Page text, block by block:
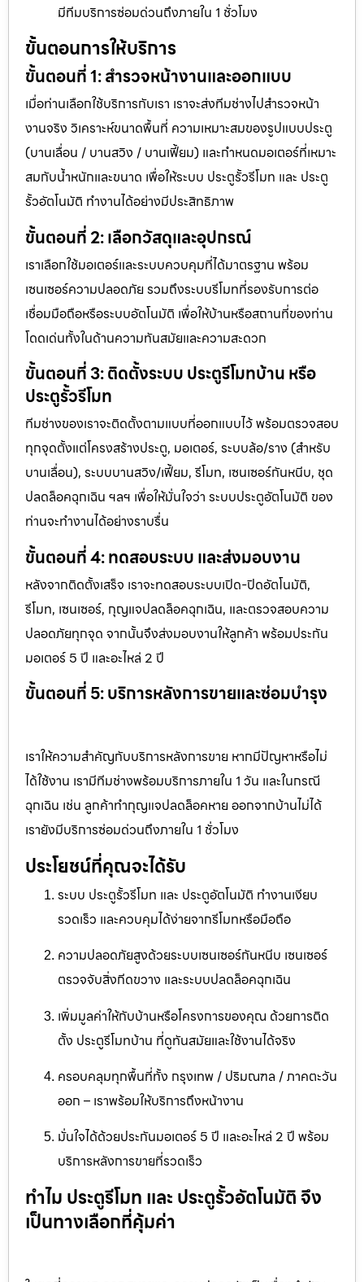
มีทีมบริการซ่อมด่วนถึงภายใน 1 ชั่วโมง
ขั้นตอนการให้บริการ
ขั้นตอนที่ 1: สำรวจหน้างานและออกแบบ
เมื่อท่านเลือกใช้บริการกับเรา เราจะส่งทีมช่างไปสำรวจหน้า
งานจริง วิเคราะห์ขนาดพื้นที่ ความเหมาะสมของรูปแบบประตู
(บานเลื่อน / บานสวิง / บานเฟี้ยม) และกำหนดมอเตอร์ที่เหมาะ
สมกับน้ำหนักและขนาด เพื่อให้ระบบ ประตูรั้วรีโมท และ ประตู
รั้วอัตโนมัติ ทำงานได้อย่างมีประสิทธิภาพ
ขั้นตอนที่ 2: เลือกวัสดุและอุปกรณ์
เราเลือกใช้มอเตอร์และระบบควบคุมที่ได้มาตรฐาน พร้อม
เซนเซอร์ความปลอดภัย รวมถึงระบบรีโมทที่รองรับการต่อ
เชื่อมมือถือหรือระบบอัตโนมัติ เพื่อให้บ้านหรือสถานที่ของท่าน
โดดเด่นทั้งในด้านความทันสมัยและความสะดวก
ขั้นตอนที่ 3: ติดตั้งระบบ ประตูรีโมทบ้าน หรือ
ประตูรั้วรีโมท
ทีมช่างของเราจะติดตั้งตามแบบที่ออกแบบไว้ พร้อมตรวจสอบ
ทุกจุดตั้งแต่โครงสร้างประตู, มอเตอร์, ระบบล้อ/ราง (สำหรับ
บานเลื่อน), ระบบบานสวิง/เฟี้ยม, รีโมท, เซนเซอร์กันหนีบ, ชุด
ปลดล็อคฉุกเฉิน ฯลฯ เพื่อให้มั่นใจว่า ระบบประตูอัตโนมัติ ของ
ท่านจะทำงานได้อย่างราบรื่น
ขั้นตอนที่ 4: ทดสอบระบบ และส่งมอบงาน
หลังจากติดตั้งเสร็จ เราจะทดสอบระบบเปิด-ปิดอัตโนมัติ,
รีโมท, เซนเซอร์, กุญแจปลดล็อคฉุกเฉิน, และตรวจสอบความ
ปลอดภัยทุกจุด จากนั้นจึงส่งมอบงานให้ลูกค้า พร้อมประกัน
มอเตอร์ 5 ปี และอะไหล่ 2 ปี
ขั้นตอนที่ 5: บริการหลังการขายและซ่อมบำรุง
เราให้ความสำคัญกับบริการหลังการขาย หากมีปัญหาหรือไม่
ได้ใช้งาน เรามีทีมช่างพร้อมบริการภายใน 1 วัน และในกรณี
ฉุกเฉิน เช่น ลูกค้าทำกุญแจปลดล็อคหาย ออกจากบ้านไม่ได้
เรายังมีบริการซ่อมด่วนถึงภายใน 1 ชั่วโมง
ประโยชน์ที่คุณจะได้รับ
ระบบ ประตูรั้วรีโมท และ ประตูอัตโนมัติ ทำงานเงียบ
รวดเร็ว และควบคุมได้ง่ายจากรีโมทหรือมือถือ
ความปลอดภัยสูงด้วยระบบเซนเซอร์กันหนีบ เซนเซอร์
ตรวจจับสิ่งกีดขวาง และระบบปลดล็อคฉุกเฉิน
เพิ่มมูลค่าให้กับบ้านหรือโครงการของคุณ ด้วยการติด
ตั้ง ประตูรีโมทบ้าน ที่ดูทันสมัยและใช้งานได้จริง
ครอบคลุมทุกพื้นที่ทั้ง กรุงเทพ / ปริมณฑล / ภาคตะวัน
ออก – เราพร้อมให้บริการถึงหน้างาน
มั่นใจได้ด้วยประกันมอเตอร์ 5 ปี และอะไหล่ 2 ปี พร้อม
บริการหลังการขายที่รวดเร็ว
ทำไม ประตูรีโมท และ ประตูรั้วอัตโนมัติ จึง
เป็นทางเลือกที่คุ้มค่า